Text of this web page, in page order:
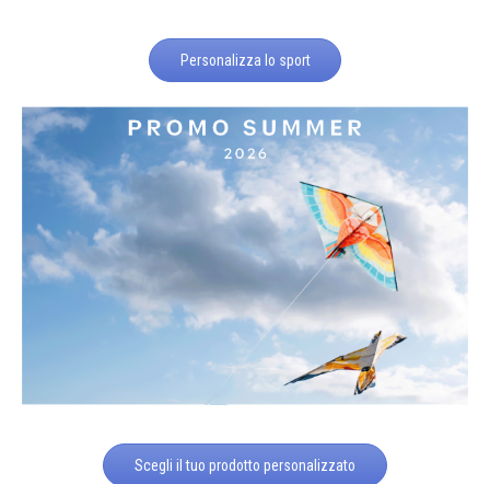
Personalizza lo sport
Scegli il tuo prodotto personalizzato